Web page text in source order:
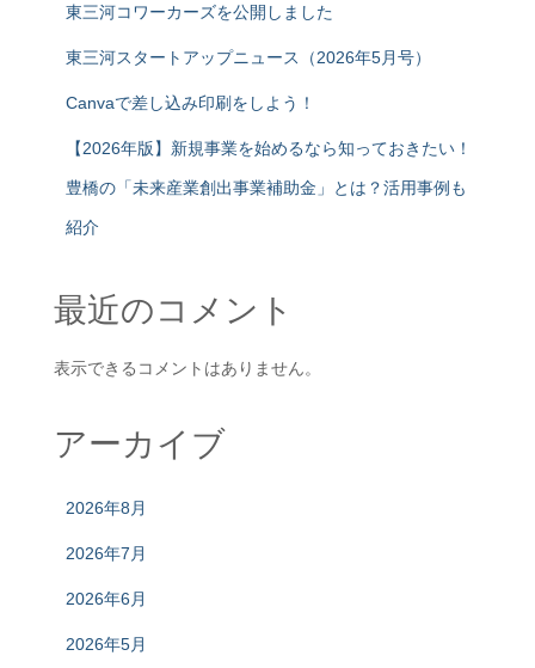
東三河コワーカーズを公開しました
東三河スタートアップニュース（2026年5月号）
Canvaで差し込み印刷をしよう！
【2026年版】新規事業を始めるなら知っておきたい！
豊橋の「未来産業創出事業補助金」とは？活用事例も
紹介
最近のコメント
表示できるコメントはありません。
アーカイブ
2026年8月
2026年7月
2026年6月
2026年5月